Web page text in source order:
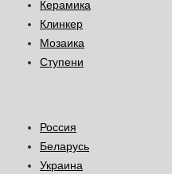
Керамика
Клинкер
Мозаика
Ступени
Россия
Беларусь
Украина